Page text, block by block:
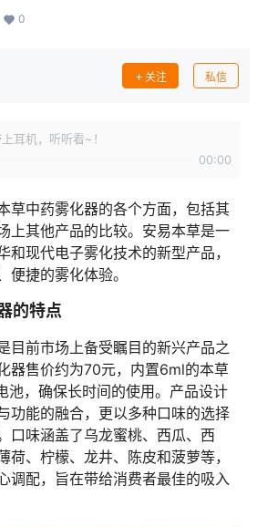
0
关注 私信
耳机，听听看~！
00:00
草中药雾化器的各个方面，包括其
上其他产品的比较。安易本草是一
和现代电子雾化技术的新型产品，
便捷的雾化体验。
的特点
目前市场上备受瞩目的新兴产品之
器售价约为70元，内置6ml的本草
池，确保长时间的使用。产品设计
功能的融合，更以多种口味的选择
口味涵盖了乌龙蜜桃、西瓜、西
荷、柠檬、龙井、陈皮和菠萝等，
调配，旨在带给消费者最佳的吸入